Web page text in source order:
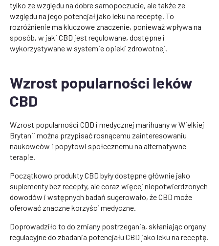
tylko ze względu na dobre samopoczucie, ale także ze
względu na jego potencjał jako leku na receptę. To
rozróżnienie ma kluczowe znaczenie, ponieważ wpływa na
sposób, w jaki CBD jest regulowane, dostępne i
wykorzystywane w systemie opieki zdrowotnej.
Wzrost popularności leków
CBD
Wzrost popularności CBD i medycznej marihuany w Wielkiej
Brytanii można przypisać rosnącemu zainteresowaniu
naukowców i popytowi społecznemu na alternatywne
terapie.
Początkowo produkty CBD były dostępne głównie jako
suplementy bez recepty, ale coraz więcej niepotwierdzonych
dowodów i wstępnych badań sugerowało, że CBD może
oferować znaczne korzyści medyczne.
Doprowadziło to do zmiany postrzegania, skłaniając organy
regulacyjne do zbadania potencjału CBD jako leku na receptę.